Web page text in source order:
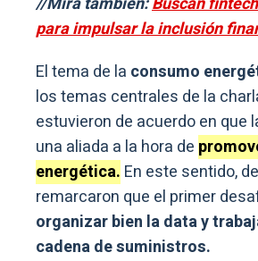
para impulsar la inclusión
El tema de la consumo
los temas centrales de la
estuvieron de acuerdo en que
una aliada a la hora de
energética. En este sentido,
remarcaron que el primer
organizar bien la data y
cadena de suministros.